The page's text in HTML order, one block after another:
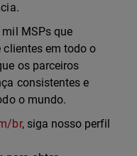
MSPs que
clientes em todo o
os parceiros
consistentes e
o mundo.
br, siga nosso perfil